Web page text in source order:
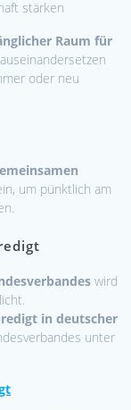
stärken
Raum für
oder neu
um pünktlich am
wird
in deutscher
unter